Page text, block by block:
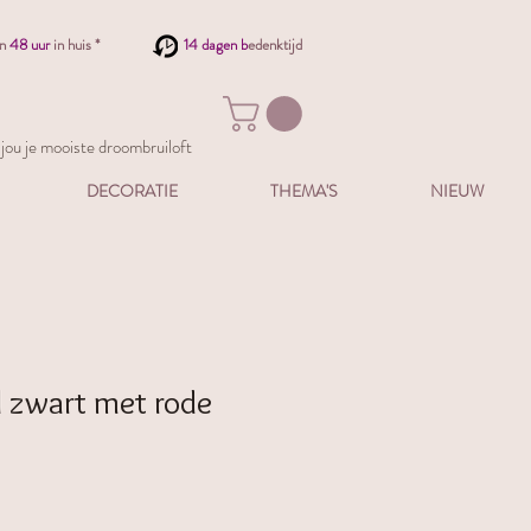
48 uur in huis * 14 dagen bedenktijd
je mooiste droombruiloft
DECORATIE THEMA'S NIEUW
zwart met rode